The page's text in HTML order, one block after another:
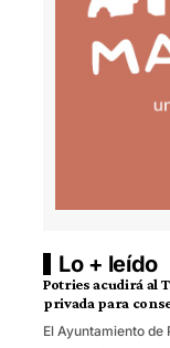
Lo + leído
Potries acudirá al
privada para
El Ayuntamiento